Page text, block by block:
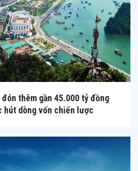
đón thêm gần 45.000 tỷ đồng
dòng vốn chiến lược